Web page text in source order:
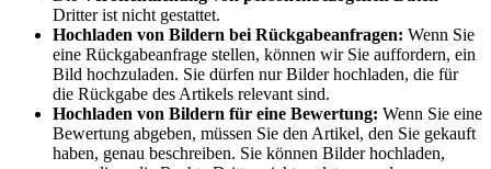
Dritter ist nicht gestattet.
Hochladen von Bildern bei Rückgabeanfragen: Wenn Sie
eine Rückgabeanfrage stellen, können wir Sie auffordern, ein
Bild hochzuladen. Sie dürfen nur Bilder hochladen, die für
die Rückgabe des Artikels relevant sind.
Hochladen von Bildern für eine Bewertung: Wenn Sie eine
Bewertung abgeben, müssen Sie den Artikel, den Sie gekauft
haben, genau beschreiben. Sie können Bilder hochladen,